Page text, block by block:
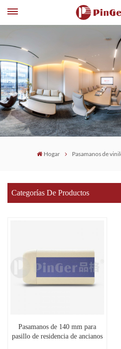
Hogar Pasamanos de
Categorías De Productos
Pasamanos de 140 mm para
pasillo de residencia de ancianos